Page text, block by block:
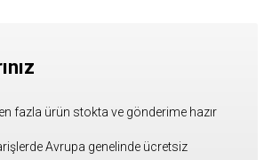
fazla ürün stokta ve gönderime hazır
Avrupa genelinde ücretsiz